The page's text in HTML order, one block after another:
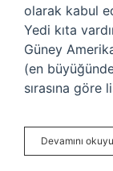
olarak kabul
Yedi kıta
Güney
(en
sırasına
Devamını